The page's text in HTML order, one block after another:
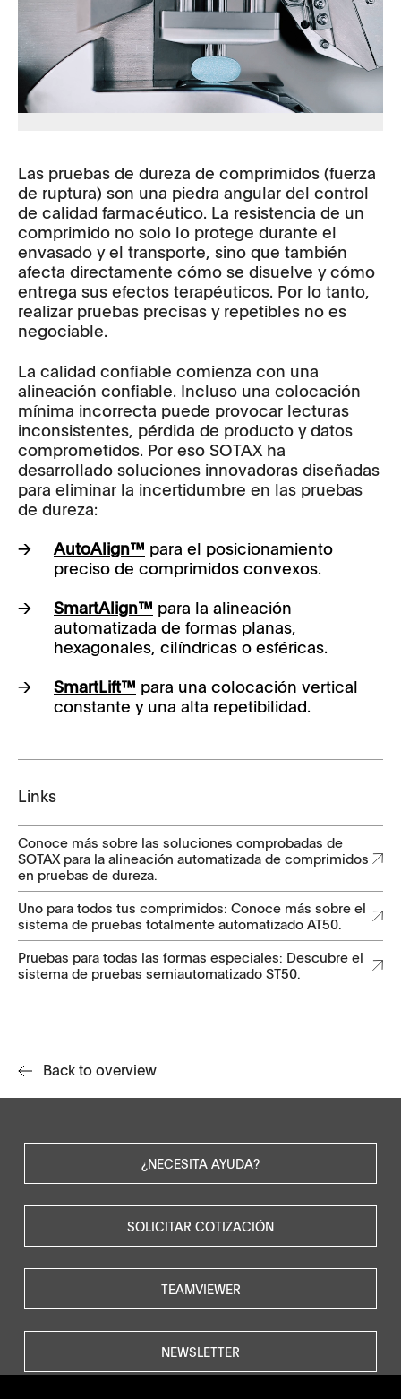
Las pruebas de dureza de comprimidos (fuerza
de ruptura) son una piedra angular del control
de calidad farmacéutico. La resistencia de un
comprimido no solo lo protege durante el
envasado y el transporte, sino que también
afecta directamente cómo se disuelve y cómo
entrega sus efectos terapéuticos. Por lo tanto,
realizar pruebas precisas y repetibles no es
negociable.
La calidad confiable comienza con una
alineación confiable. Incluso una colocación
mínima incorrecta puede provocar lecturas
inconsistentes, pérdida de producto y datos
comprometidos. Por eso SOTAX ha
desarrollado soluciones innovadoras diseñadas
para eliminar la incertidumbre en las pruebas
de dureza:
AutoAlign™ para el posicionamiento
preciso de comprimidos convexos.
SmartAlign™ para la alineación
automatizada de formas planas,
hexagonales, cilíndricas o esféricas.
SmartLift™ para una colocación vertical
constante y una alta repetibilidad.
Links
Conoce más sobre las soluciones comprobadas de
SOTAX para la alineación automatizada de comprimidos
en pruebas de dureza.
Uno para todos tus comprimidos: Conoce más sobre el
sistema de pruebas totalmente automatizado AT50.
Pruebas para todas las formas especiales: Descubre el
sistema de pruebas semiautomatizado ST50.
Back to overview
¿NECESITA AYUDA?
SOLICITAR COTIZACIÓN
TEAMVIEWER
NEWSLETTER